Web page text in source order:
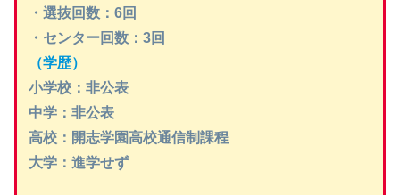
・選抜回数：6回
・センター回数：3回
（学歴）
小学校：非公表
中学：非公表
高校：開志学園高校通信制課程
大学：進学せず